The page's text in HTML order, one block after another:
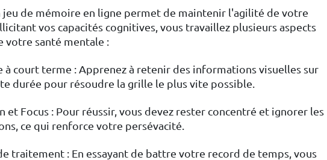
jeu de mémoire en ligne permet de maintenir l'agilité de votre
vos capacités cognitives, vous travaillez plusieurs aspects
votre santé mentale :
à court terme : Apprenez à retenir des informations visuelles sur
durée pour résoudre la grille le plus vite possible.
et Focus : Pour réussir, vous devez rester concentré et ignorer les
ce qui renforce votre persévacité.
traitement : En essayant de battre votre record de temps, vous